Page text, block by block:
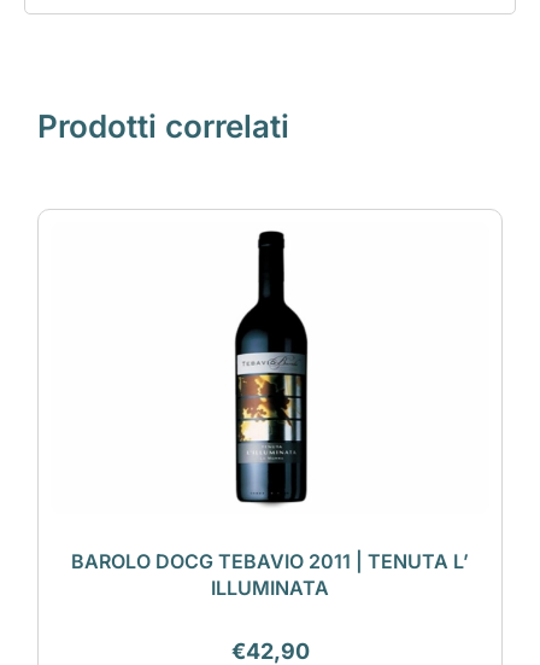
Prodotti correlati
BAROLO DOCG TEBAVIO 2011 | TENUTA L’
ILLUMINATA
€42,90